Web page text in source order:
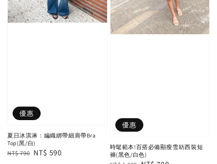
優惠
夏日冰淇淋：編織綁帶細肩帶Bra
Top(黑/白)
Regular
NT$ 790 Sale
NT$ 590
優惠
時髦範本!百搭必備顯瘦雪紡西裝短
褲(黑色/白色)